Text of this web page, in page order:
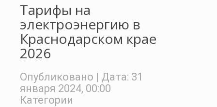
Тарифы на
электроэнергию в
Краснодарском крае
2026
Опубликовано | Дата: 31
января 2024, 00:00
Категории